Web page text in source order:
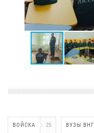
ВОЙСКА 25 ВУЗЫ ВНГ